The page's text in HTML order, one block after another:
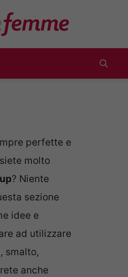
perfette e
molto
? Niente
sezione
idee e
ad utilizzare
smalto,
anche